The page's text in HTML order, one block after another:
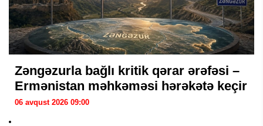
Zəngəzurla bağlı kritik qərar ərəfəsi –
Ermənistan məhkəməsi hərəkətə keçir
06 avqust 2026 09:00